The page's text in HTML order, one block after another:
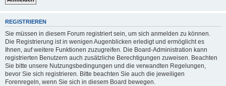
REGISTRIEREN
Sie müssen in diesem Forum registriert sein, um sich anmelden zu können.
Die Registrierung ist in wenigen Augenblicken erledigt und ermöglicht es
Ihnen, auf weitere Funktionen zuzugreifen. Die Board-Administration kann
registrierten Benutzern auch zusätzliche Berechtigungen zuweisen. Beachten
Sie bitte unsere Nutzungsbedingungen und die verwandten Regelungen,
bevor Sie sich registrieren. Bitte beachten Sie auch die jeweiligen
Forenregeln, wenn Sie sich in diesem Board bewegen.